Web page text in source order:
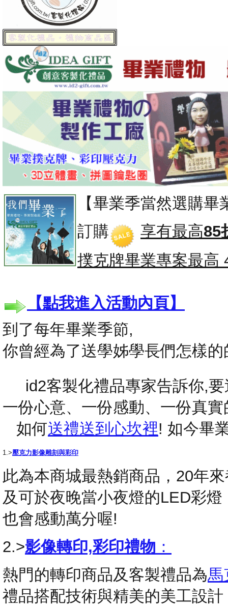
【畢業季當然選購
訂購
享有最高85
撲克牌畢業專案最高
【點我進入活動內頁】
到了每年畢業季節,
你曾經為了送學姊學長們怎樣
id2客製化禮品專家告訴你,要
一份心意、一份感動、一份真
如何送禮送到心坎裡! 如今畢
1.>壓克力影像雕刻與彩印
此為本商城最熱銷商品，20年
及可於夜晚當小夜燈的LED彩
也會感動萬分喔!
2.>影像轉印,彩印禮物 ：
熱門的轉印商品及客製禮品為馬
禮品搭配技術與精美的美工設